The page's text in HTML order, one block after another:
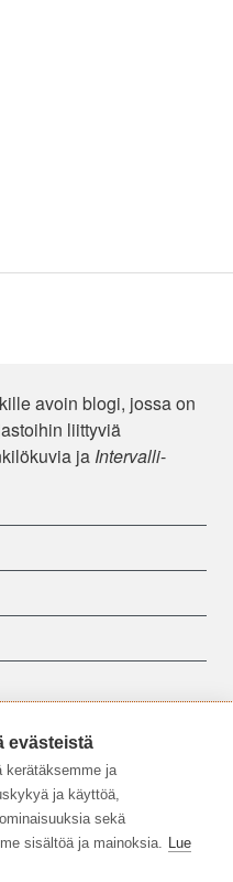
avoin blogi, jossa on
liittyviä
ja Intervalli-
evästeistä
kerätäksemme ja
ja käyttöä,
sekä
sisältöä ja mainoksia. Lue